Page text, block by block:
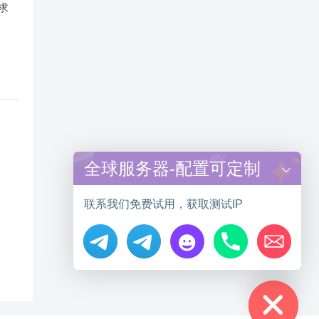
Hide chaty
全球服务器-配置可定制
联系我们免费试用，获取测试IP